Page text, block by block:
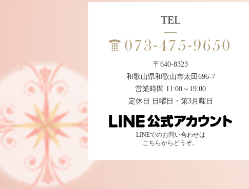
TEL
〒640-8323
和歌山県和歌山市太田696-7
営業時間 11:00～19:00
定休日 日曜日・第3月曜日
LINEでのお問い合わせは
こちらからどうぞ。